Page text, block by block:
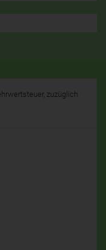
zuzüglich